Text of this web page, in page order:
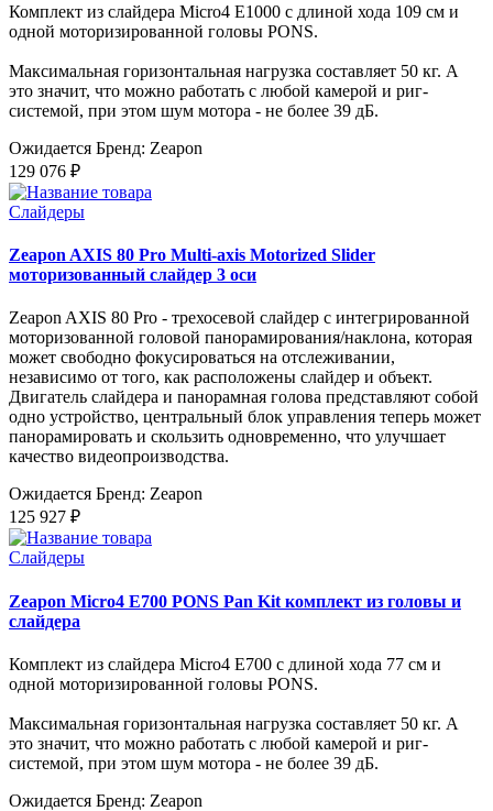
Комплект из слайдера Micro4 E1000 с длиной хода 109 см и
одной моторизированной головы PONS.
Максимальная горизонтальная нагрузка составляет 50 кг. А
это значит, что можно работать с любой камерой и риг-
системой, при этом шум мотора - не более 39 дБ.
Ожидается Бренд: Zeapon
129 076 ₽
Слайдеры
Zeapon AXIS 80 Pro Multi-axis Motorized Slider
моторизованный слайдер 3 оси
Zeapon AXIS 80 Pro - трехосевой слайдер с интегрированной
моторизованной головой панорамирования/наклона, которая
может свободно фокусироваться на отслеживании,
независимо от того, как расположены слайдер и объект.
Двигатель слайдера и панорамная голова представляют собой
одно устройство, центральный блок управления теперь может
панорамировать и скользить одновременно, что улучшает
качество видеопроизводства.
Ожидается Бренд: Zeapon
125 927 ₽
Слайдеры
Zeapon Micro4 E700 PONS Pan Kit комплект из головы и
слайдера
Комплект из слайдера Micro4 E700 с длиной хода 77 см и
одной моторизированной головы PONS.
Максимальная горизонтальная нагрузка составляет 50 кг. А
это значит, что можно работать с любой камерой и риг-
системой, при этом шум мотора - не более 39 дБ.
Ожидается Бренд: Zeapon